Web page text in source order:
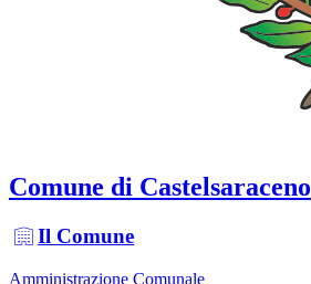
Comune di Castelsaraceno
Il Comune
Amministrazione Comunale